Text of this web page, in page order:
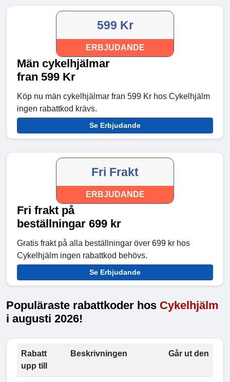
599 Kr
ERBJUDANDE
Män cykelhjälmar
fran 599 Kr
Köp nu män cykelhjälmar fran 599 Kr hos Cykelhjälm
ingen rabattkod krävs.
Se Erbjudande
Fri Frakt
ERBJUDANDE
Fri frakt på
beställningar 699 kr
Gratis frakt på alla beställningar över 699 kr hos
Cykelhjälm ingen rabattkod behövs.
Se Erbjudande
Populäraste rabattkoder hos Cykelhjälm
i augusti 2026!
Rabatt
upp till
Beskrivningen Går ut den